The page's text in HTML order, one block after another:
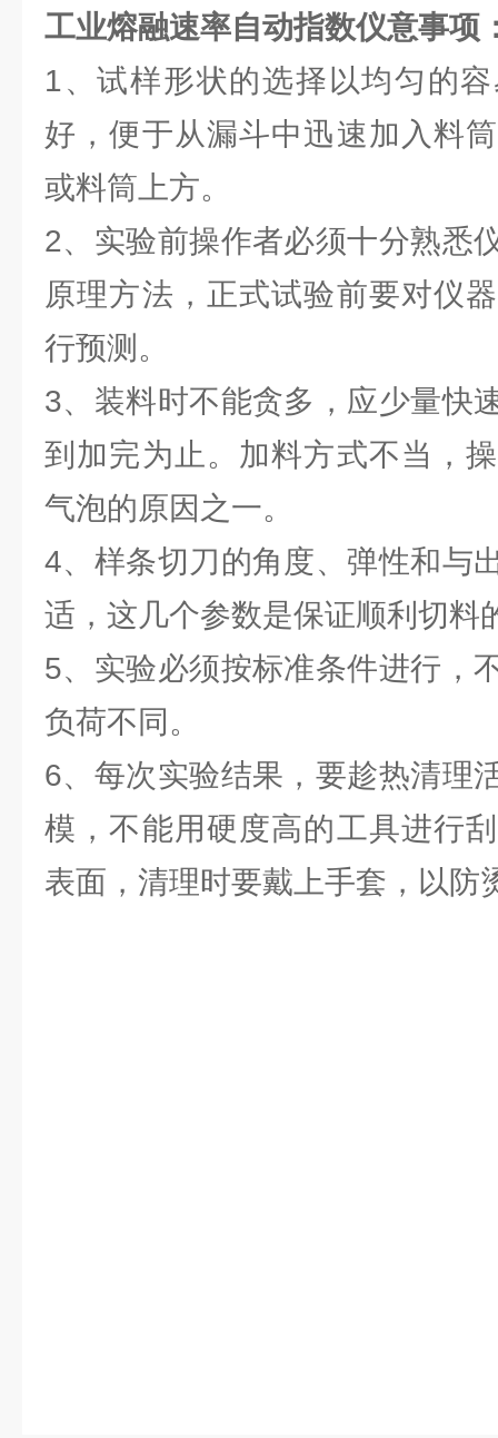
工业熔融速率自动指数仪意事项
1、试样形状的选择以均匀的
好，便于从漏斗中迅速加入料
或料筒上方。
2、实验前操作者必须十分熟悉
原理方法，正式试验前要对仪
行预测。
3、装料时不能贪多，应少量快
到加完为止。加料方式不当，
气泡的原因之一。
4、样条切刀的角度、弹性和与
适，这几个参数是保证顺利切料
5、实验必须按标准条件进行，
负荷不同。
6、每次实验结果，要趁热清理
模，不能用硬度高的工具进行
表面，清理时要戴上手套，以防